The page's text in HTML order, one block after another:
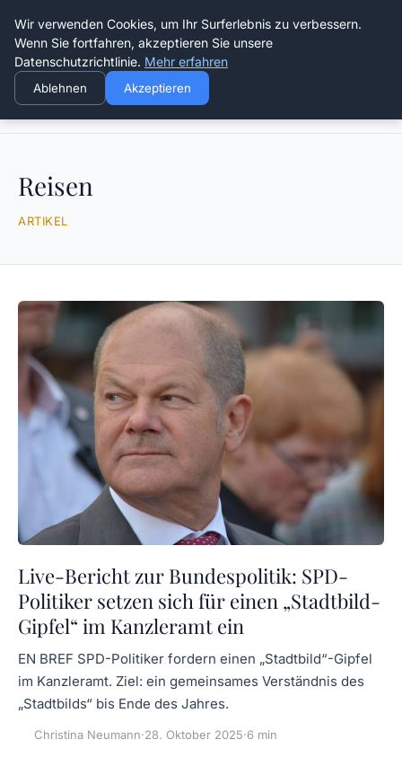
Die Schnitter
Reisen
ARTIKEL
Live-Bericht zur Bundespolitik: SPD-
Politiker setzen sich für einen „Stadtbild-
Gipfel“ im Kanzleramt ein
EN BREF SPD-Politiker fordern einen „Stadtbild“-Gipfel
im Kanzleramt. Ziel: ein gemeinsames Verständnis des
„Stadtbilds“ bis Ende des Jahres.
Christina Neumann·28. Oktober 2025·6 min
Wir verwenden Cookies, um Ihr Surferlebnis zu verbessern.
Wenn Sie fortfahren, akzeptieren Sie unsere
Datenschutzrichtlinie. Mehr erfahren
Ablehnen Akzeptieren